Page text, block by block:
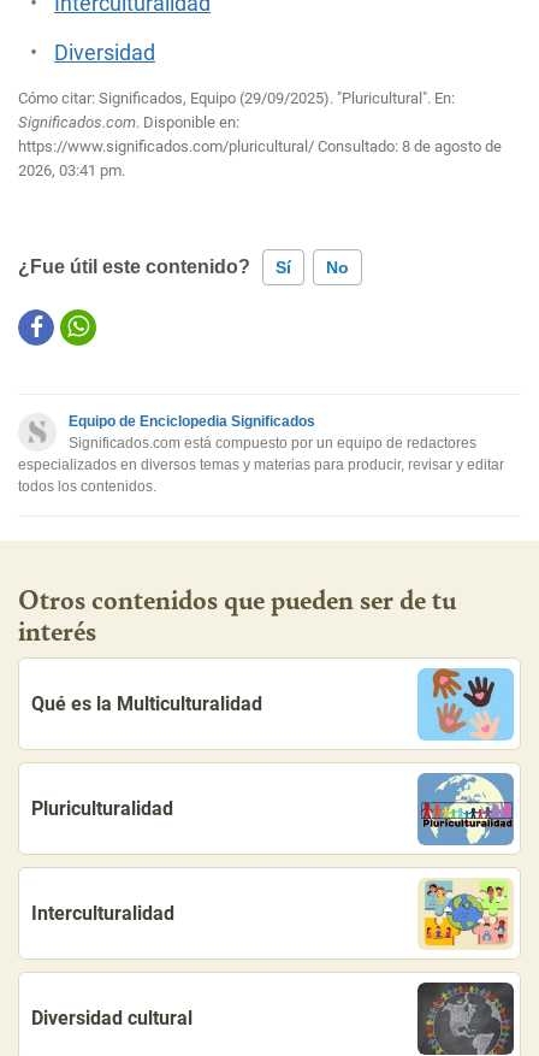
Diversidad
Cómo citar: Significados, Equipo (29/09/2025). "Pluricultural". En:
Significados.com. Disponible en:
https://www.significados.com/pluricultural/ Consultado: 8 de agosto de
2026, 03:41 pm.
¿Fue útil este contenido? Sí No
Este contenido contiene información incorrecta
Otro
Equipo de Enciclopedia Significados
Significados.com está compuesto por un equipo de redactores
especializados en diversos temas y materias para producir, revisar y editar
todos los contenidos.
Otros contenidos que pueden ser de tu
interés
Qué es la Multiculturalidad
Pluriculturalidad
Interculturalidad
Diversidad cultural